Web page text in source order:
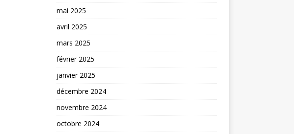
mai 2025
avril 2025
mars 2025
février 2025
janvier 2025
décembre 2024
novembre 2024
octobre 2024